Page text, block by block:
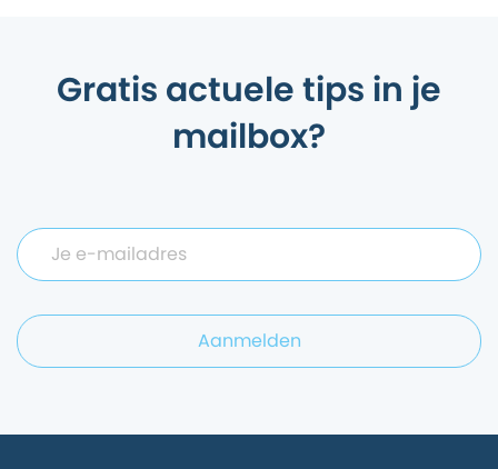
Gratis actuele tips in je
mailbox?
Aanmelden